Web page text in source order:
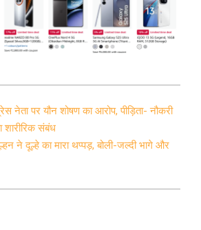
नेता पर यौन शोषण का आरोप, पीड़िता- नौकरी
शारीरिक संबंध
ने दूल्हे का मारा थप्पड़, बोली-जल्दी भागे और